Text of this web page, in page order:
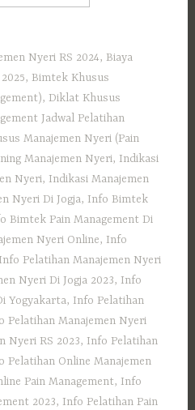
Nyeri RS 2024, Biaya
, Bimtek Khusus
,Diklat Khusus
Jadwal Pelatihan
Manajemen Nyeri (Pain
Manajemen Nyeri, Indikasi
Nyeri, Indikasi Manajemen
Nyeri Di Jogja, Info Bimtek
Bimtek Pain Management Di
Nyeri Online, Info
Info Pelatihan Manajemen Nyeri
Nyeri Di Jogja 2023, Info
Yogyakarta, Info Pelatihan
Pelatihan Manajemen Nyeri
Nyeri RS 2023, Info Pelatihan
Pelatihan Online Manajemen
Pain Management, Info
2023, Info Pelatihan Pain